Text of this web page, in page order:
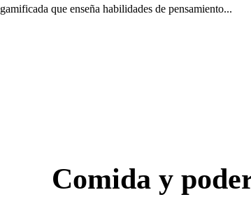
gamificada que enseña habilidades de pensamiento...
Comida y